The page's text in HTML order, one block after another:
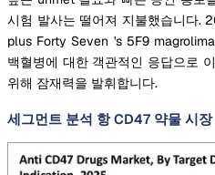
시험 발사는 떨어져 지불했습니다.
plus Forty Seven 's 5F9
백혈병에 대한 객관적인 응답으로
위해 잠재력을 발휘합니다.
세그먼트 분석 항 CD47 약물 시장